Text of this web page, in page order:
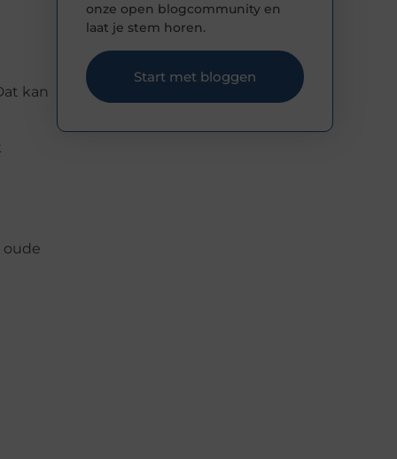
kan
oude
onze open blogcommunity en
laat je stem horen.
Start met bloggen